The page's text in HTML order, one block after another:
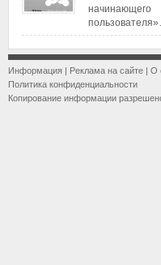
начинающего
Информация | Реклама на сайте | О
Политика конфиденциальности
Копирование информации